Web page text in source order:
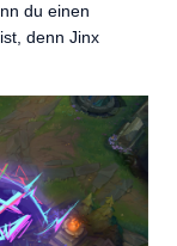
du einen
denn Jinx